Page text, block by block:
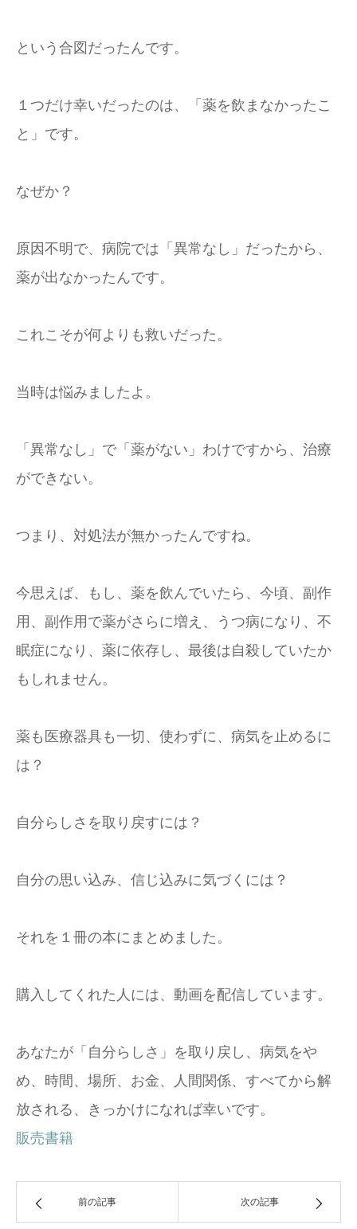
という合図だったんです。
１つだけ幸いだったのは、「薬を飲まなかったこ
と」です。
なぜか？
原因不明で、病院では「異常なし」だったから、
薬が出なかったんです。
これこそが何よりも救いだった。
当時は悩みましたよ。
「異常なし」で「薬がない」わけですから、治療
ができない。
つまり、対処法が無かったんですね。
今思えば、もし、薬を飲んでいたら、今頃、副作
用、副作用で薬がさらに増え、うつ病になり、不
眠症になり、薬に依存し、最後は自殺していたか
もしれません。
薬も医療器具も一切、使わずに、病気を止めるに
は？
自分らしさを取り戻すには？
自分の思い込み、信じ込みに気づくには？
それを１冊の本にまとめました。
購入してくれた人には、動画を配信しています。
あなたが「自分らしさ」を取り戻し、病気をや
め、時間、場所、お金、人間関係、すべてから解
放される、きっかけになれば幸いです。
販売書籍
前の記事 次の記事